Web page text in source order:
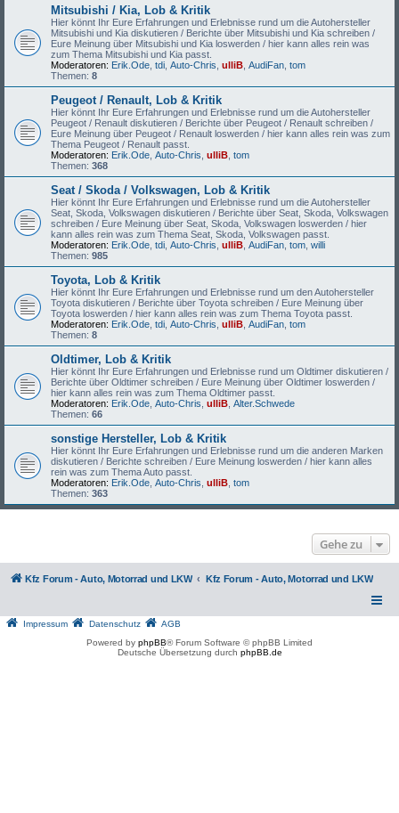
Mitsubishi / Kia, Lob & Kritik
Hier könnt Ihr Eure Erfahrungen und Erlebnisse rund um die Autohersteller
Mitsubishi und Kia diskutieren / Berichte über Mitsubishi und Kia schreiben /
Eure Meinung über Mitsubishi und Kia loswerden / hier kann alles rein was
zum Thema Mitsubishi und Kia passt.
Moderatoren: Erik.Ode tdi Auto-Chris ulliB AudiFan tom
Themen: 8
Peugeot / Renault, Lob & Kritik
Hier könnt Ihr Eure Erfahrungen und Erlebnisse rund um die Autohersteller
Peugeot / Renault diskutieren / Berichte über Peugeot / Renault schreiben /
Eure Meinung über Peugeot / Renault loswerden / hier kann alles rein was zum
Thema Peugeot / Renault passt.
Moderatoren: Erik.Ode Auto-Chris ulliB tom
Themen: 368
Seat / Skoda / Volkswagen, Lob & Kritik
Hier könnt Ihr Eure Erfahrungen und Erlebnisse rund um die Autohersteller
Seat, Skoda, Volkswagen diskutieren / Berichte über Seat, Skoda, Volkswagen
schreiben / Eure Meinung über Seat, Skoda, Volkswagen loswerden / hier
kann alles rein was zum Thema Seat, Skoda, Volkswagen passt.
Moderatoren: Erik.Ode tdi Auto-Chris ulliB AudiFan tom willi
Themen: 985
Toyota, Lob & Kritik
Hier könnt Ihr Eure Erfahrungen und Erlebnisse rund um den Autohersteller
Toyota diskutieren / Berichte über Toyota schreiben / Eure Meinung über
Toyota loswerden / hier kann alles rein was zum Thema Toyota passt.
Moderatoren: Erik.Ode tdi Auto-Chris ulliB AudiFan tom
Themen: 8
Oldtimer, Lob & Kritik
Hier könnt Ihr Eure Erfahrungen und Erlebnisse rund um Oldtimer diskutieren /
Berichte über Oldtimer schreiben / Eure Meinung über Oldtimer loswerden /
hier kann alles rein was zum Thema Oldtimer passt.
Moderatoren: Erik.Ode Auto-Chris ulliB Alter.Schwede
Themen: 66
sonstige Hersteller, Lob & Kritik
Hier könnt Ihr Eure Erfahrungen und Erlebnisse rund um die anderen Marken
diskutieren / Berichte schreiben / Eure Meinung loswerden / hier kann alles
rein was zum Thema Auto passt.
Moderatoren: Erik.Ode Auto-Chris ulliB tom
Themen: 363
Gehe zu
Kfz Forum - Auto, Motorrad und LKW Kfz Forum - Auto, Motorrad und LKW
Impressum Datenschutz
AGB
Powered by phpBB® Forum Software © phpBB Limited
Deutsche Übersetzung durch phpBB.de